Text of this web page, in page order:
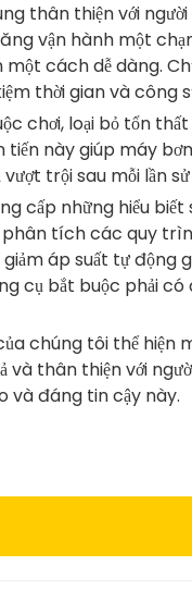
thân thiện với
vận hành một
cách dễ dàng.
thời gian và công
chơi, loại bỏ tổn
này giúp máy
trội sau mỗi lần
cấp những hiểu
tích các quy
áp suất tự
cụ bắt buộc phải
chúng tôi thể hiện
thân thiện với
và đáng tin cậy này.